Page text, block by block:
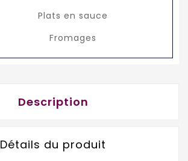
Plats en sauce
Fromages
Description
Détails du produit